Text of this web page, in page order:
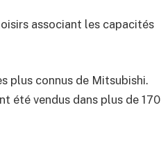
associant les capacités
plus connus de Mitsubishi.
été vendus dans plus de 170